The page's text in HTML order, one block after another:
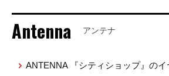
Antenna アンテナ
ANTENNA 『シティショップ』の